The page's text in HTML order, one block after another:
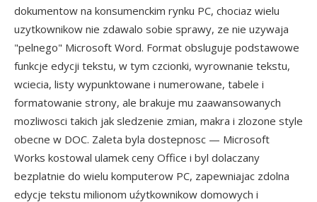
dokumentow na konsumenckim rynku PC, chociaz wielu
uzytkownikow nie zdawalo sobie sprawy, ze nie uzywaja
"pelnego" Microsoft Word. Format obsluguje podstawowe
funkcje edycji tekstu, w tym czcionki, wyrownanie tekstu,
wciecia, listy wypunktowane i numerowane, tabele i
formatowanie strony, ale brakuje mu zaawansowanych
mozliwosci takich jak sledzenie zmian, makra i zlozone style
obecne w DOC. Zaleta byla dostepnosc — Microsoft
Works kostowal ulamek ceny Office i byl dolaczany
bezplatnie do wielu komputerow PC, zapewniajac zdolna
edycje tekstu milionom uźytkownikow domowych i